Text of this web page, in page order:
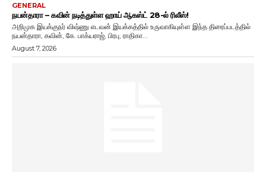
GENERAL
நயன்தாரா – கவின் நடித்துள்ள ஹாய் ஆகஸ்ட் 28-ல் ரிலீஸ்!
அறிமுக இயக்குநர் விஷ்ணு எடவன் இயக்கத்தில் உருவாகியுள்ள இந்த திரைப்படத்தில்
நயன்தாரா, கவின், கே. பாக்யராஜ், பிரபு, ராதிகா...
August 7, 2026